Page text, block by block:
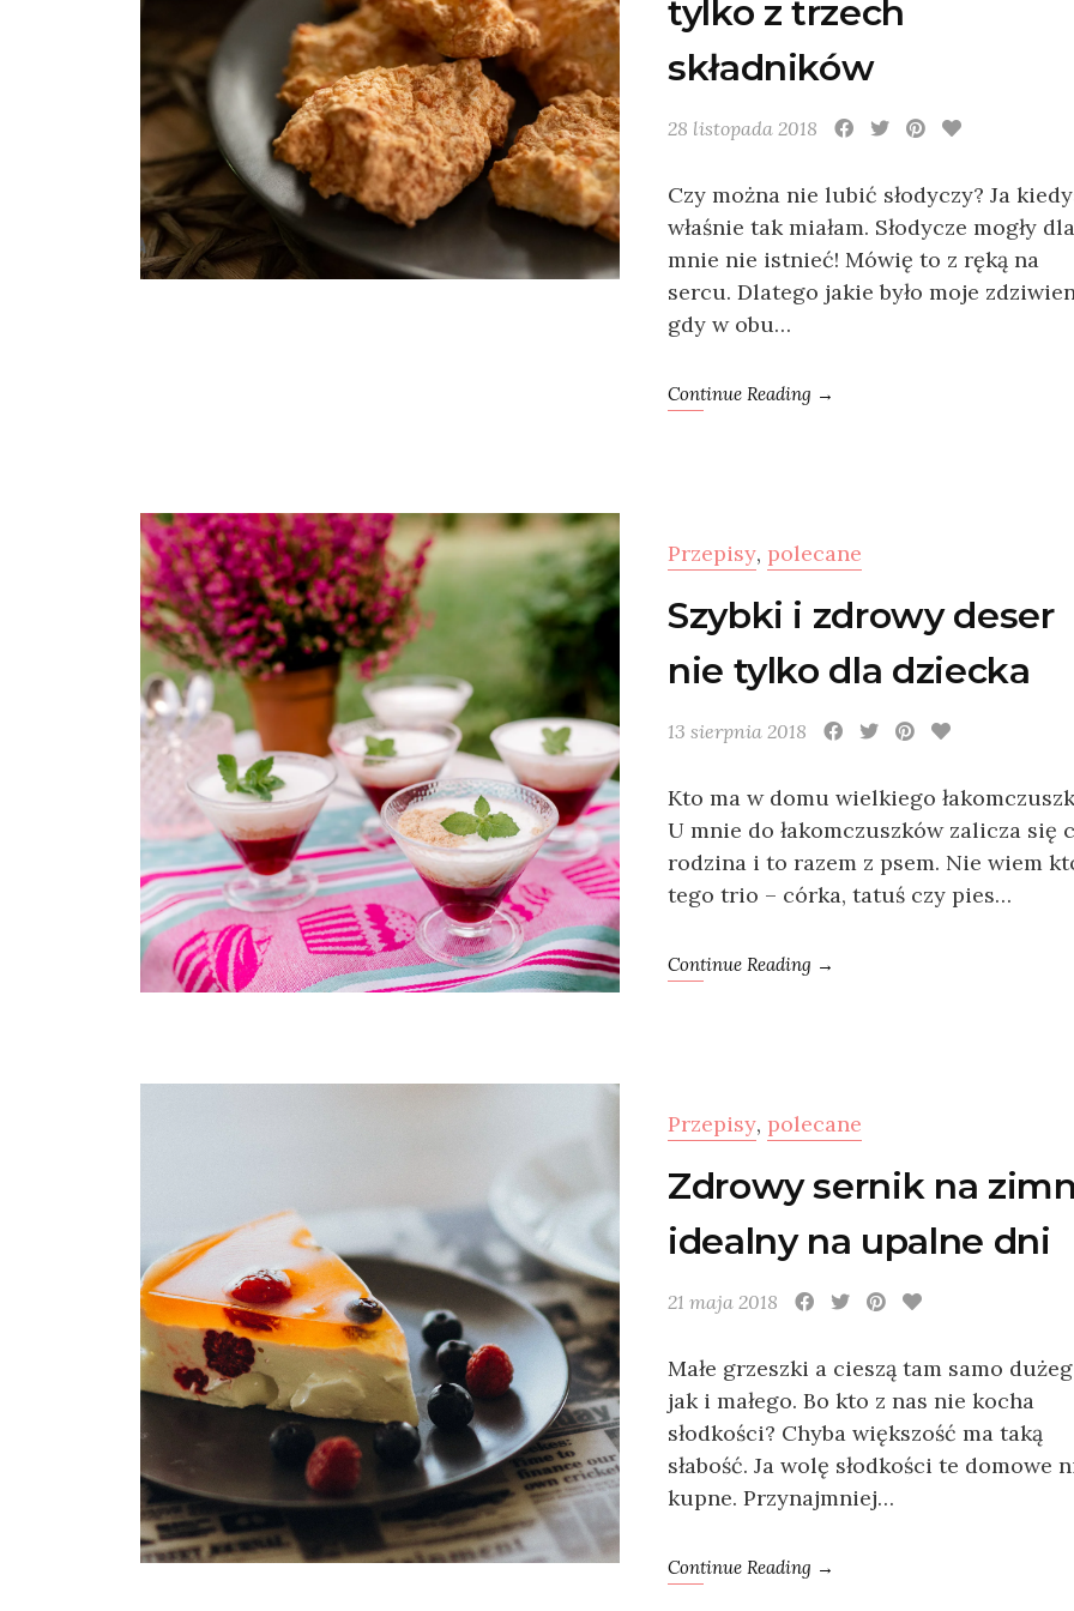
tylko z trzech
składników
28 listopada 2018
Czy można nie lubić słodyczy? Ja
właśnie tak miałam. Słodycze mogły dla
mnie nie istnieć! Mówię to z ręką na
sercu. Dlatego jakie było moje
gdy w obu…
Continue Reading →
Przepisy, polecane
Szybki i zdrowy deser
nie tylko dla dziecka
13 sierpnia 2018
Kto ma w domu wielkiego
U mnie do łakomczuszków zalicza się
rodzina i to razem z psem. Nie wiem
tego trio – córka, tatuś czy pies…
Continue Reading →
Przepisy, polecane
Zdrowy sernik na
idealny na upalne dni
21 maja 2018
Małe grzeszki a cieszą tam samo
jak i małego. Bo kto z nas nie kocha
słodkości? Chyba większość ma taką
słabość. Ja wolę słodkości te domowe
kupne. Przynajmniej…
Continue Reading →